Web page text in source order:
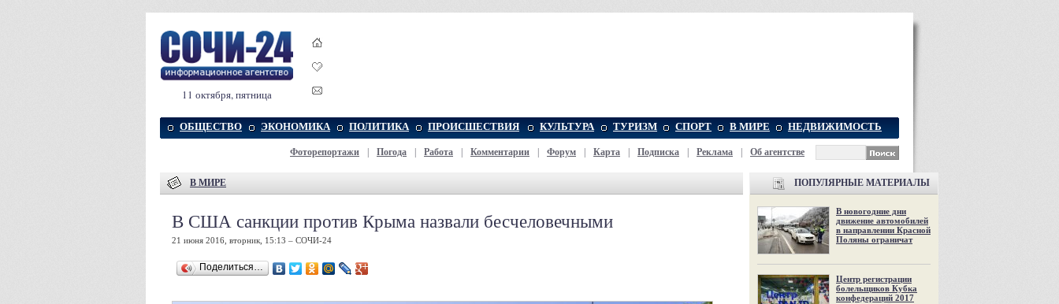
11 октября, пятница
ОБЩЕСТВО ЭКОНОМИКА ПОЛИТИКА ПРОИСШЕСТВИЯ КУЛЬТУРА ТУРИЗМ СПОРТ В МИРЕ НЕДВИЖИМОСТЬ
Фоторепортажи Погода Работа Комментарии Форум Карта Подписка Реклама Об агентстве
В МИРЕ
В США санкции против Крыма назвали бесчеловечными
21 июня 2016, вторник, 15:13 – СОЧИ-24
Поделиться…
ПОПУЛЯРНЫЕ МАТЕРИАЛЫ
В новогодние дни
движение автомобилей
в направлении Красной
Поляны ограничат
Центр регистрации
болельщиков Кубка
конфедераций 2017